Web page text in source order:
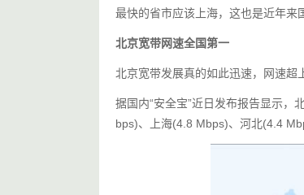
最快的省市应该上海，这也是近年来
北京宽带网速全国第一
北京宽带发展真的如此迅速，网速超
据国内“安全宝”近日发布报告显示
bps)、上海(4.8 Mbps)、河北(4.4